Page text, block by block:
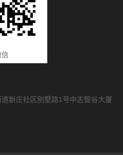
信
新庄社区别墅路1号中志智谷大厦